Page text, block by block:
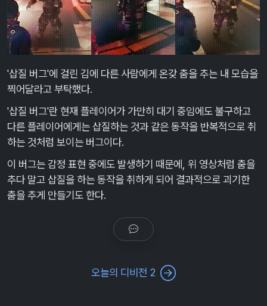
'삽질 버그'에 걸린 김에 다른 사람에게 온갖 춤을 추는 내 모습을
찍어달라고 부탁했다.
'삽질 버그'란 현재 플레이어가 가만히 대기 중임에도 불구하고
다른 플레이어에게는 삽질하는 것과 같은 동작을 반복적으로 취
하는 것처럼 보이는 버그이다.
이 버그는 감정 표현 중에도 발생하기 때문에, 위 영상처럼 춤을
추다 말고 삽질을 하는 동작을 취하게 되어 결과적으로 괴기한
춤을 추게 만들기도 한다.
오늘의 디비전 2